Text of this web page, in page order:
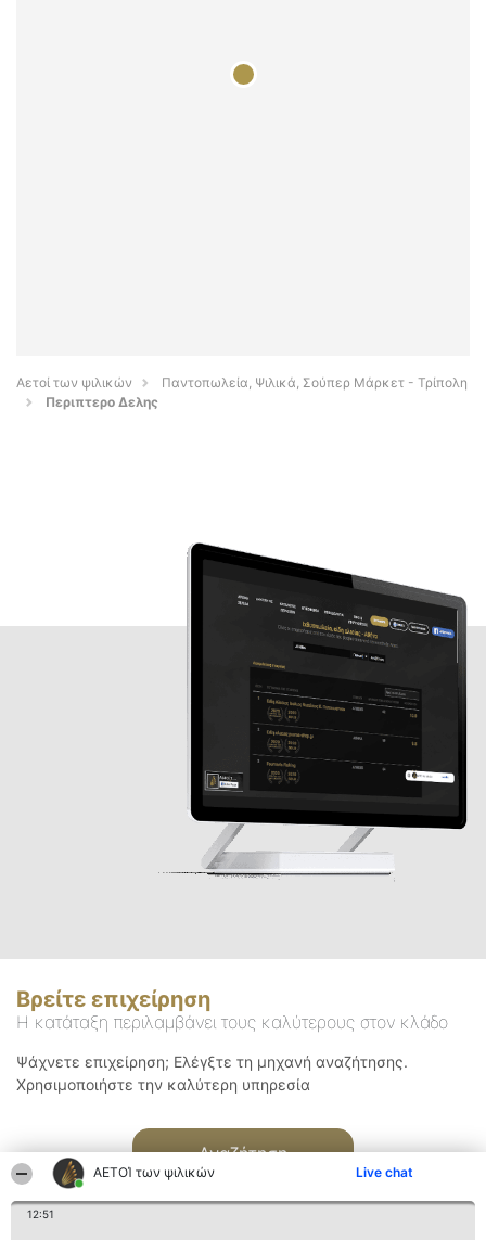
ΑΕΤΟΊ των ψιλικών Live chat
12:51
Αετοί των ψιλικών
Παντοπωλεία, Ψιλικά, Σούπερ Μάρκετ - Τρίπολη
Περιπτερο Δελης
Βρείτε επιχείρηση
Η κατάταξη περιλαμβάνει τους καλύτερους στον κλάδο
Ψάχνετε επιχείρηση; Ελέγξτε τη μηχανή αναζήτησης.
Χρησιμοποιήστε την καλύτερη υπηρεσία
Αναζήτηση